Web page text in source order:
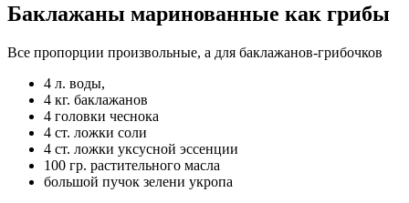
Баклажаны маринованные как грибы
Все пропорции произвольные, а для баклажанов-грибочков
4 л. воды,
4 кг. баклажанов
4 головки чеснока
4 ст. ложки соли
4 ст. ложки уксусной эссенции
100 гp. растительного масла
большой пучок зелени укропа